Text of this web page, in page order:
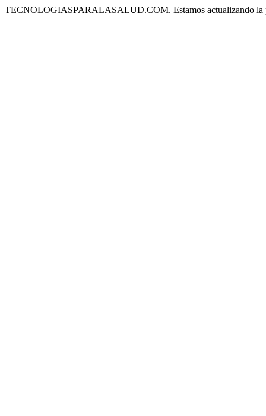
TECNOLOGIASPARALASALUD.COM. Estamos actualizando la